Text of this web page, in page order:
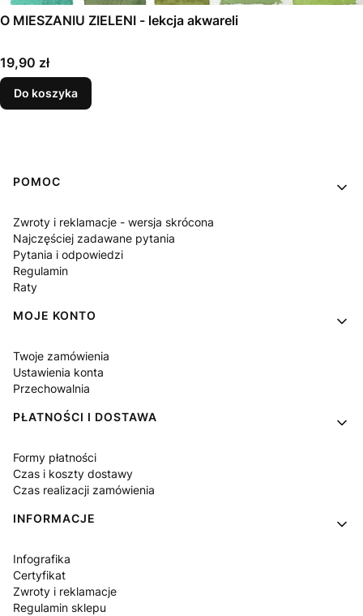
O MIESZANIU ZIELENI - lekcja akwareli
Cena
19,90 zł
Do koszyka
Linki w stopce
POMOC
Zwroty i reklamacje - wersja skrócona
Najczęściej zadawane pytania
Pytania i odpowiedzi
Regulamin
Raty
MOJE KONTO
Twoje zamówienia
Ustawienia konta
Przechowalnia
PŁATNOŚCI I DOSTAWA
Formy płatności
Czas i koszty dostawy
Czas realizacji zamówienia
INFORMACJE
Infografika
Certyfikat
Zwroty i reklamacje
Regulamin sklepu